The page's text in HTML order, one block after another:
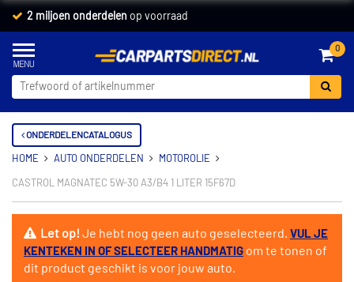
2 miljoen onderdelen op voorraad
0
ONDERDELENCATALOGUS
HOME AUTO ONDERDELEN MOTOROLIE
CASTROL MAGNATEC 5W-30 A3/B4 1 LITER 15F67D
Let op!Je hebt nog geen auto geselecteerd. VUL JE
KENTEKEN IN OF SELECTEER HANDMATIG om te tonen of
dit product geschikt is voor jouw auto.